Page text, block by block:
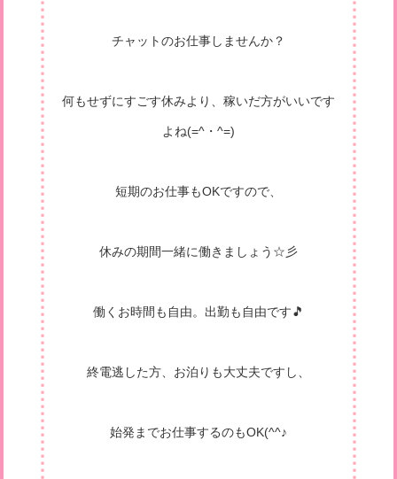
チャットのお仕事しませんか？
何もせずにすごす休みより、稼いだ方がいいです
よね(=^・^=)
短期のお仕事もOKですので、
休みの期間一緒に働きましょう☆彡
働くお時間も自由。出勤も自由です🎵
終電逃した方、お泊りも大丈夫ですし、
始発までお仕事するのもOK(^^♪